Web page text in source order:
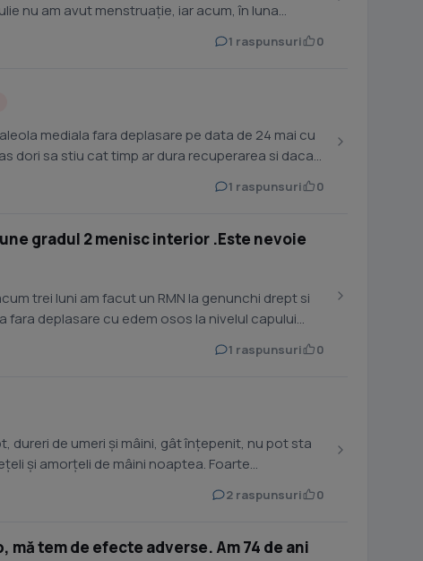
nu am avut menstruație, iar acum, în luna
1 raspunsuri 0
mediala fara deplasare pe data de 24 mai cu
dori sa stiu cat timp ar dura recuperarea si daca
1 raspunsuri 0
gradul 2 menisc interior .Este nevoie
trei luni am facut un RMN la genunchi drept si
deplasare cu edem osos la nivelul capului
1 raspunsuri 0
dureri de umeri și mâini, gât înțepenit, nu pot sta
și amorțeli de mâini noaptea. Foarte...
2 raspunsuri 0
mă tem de efecte adverse. Am 74 de ani